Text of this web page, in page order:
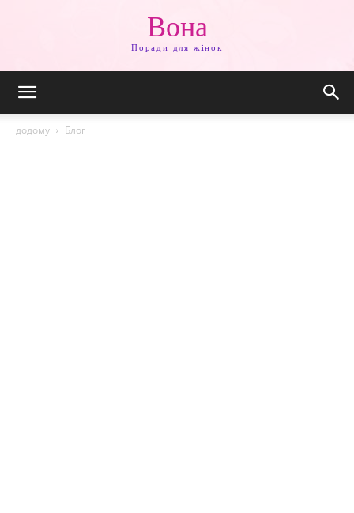
Вона
Поради для жінок
додому Блог